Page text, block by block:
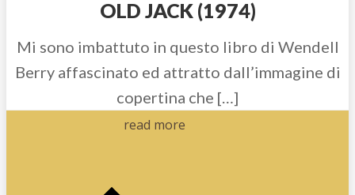
OLD JACK (1974)
Mi sono imbattuto in questo libro di Wendell
Berry affascinato ed attratto dall’immagine di
copertina che […]
read more